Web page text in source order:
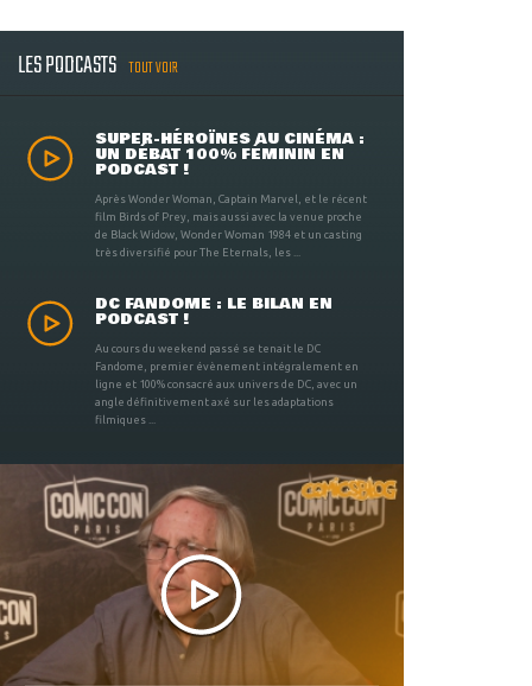
LES PODCASTS TOUT VOIR
SUPER-HÉROÏNES AU CINÉMA :
UN DÉBAT 100% FÉMININ EN
PODCAST !
Après Wonder Woman, Captain Marvel, et le récent
film Birds of Prey, mais aussi avec la venue proche
de Black Widow, Wonder Woman 1984 et un casting
très diversifié pour The Eternals, les ...
DC FANDOME : LE BILAN EN
PODCAST !
Au cours du weekend passé se tenait le DC
Fandome, premier évènement intégralement en
ligne et 100% consacré aux univers de DC, avec un
angle définitivement axé sur les adaptations
filmiques ...